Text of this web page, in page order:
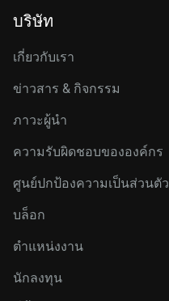
บริษัท
เกี่ยวกับเรา
ข่าวสาร & กิจกรรม
ภาวะผู้นำ
ความรับผิดชอบขององค์กร
ศูนย์ปกป้องความเป็นส่วนตัว
บล็อก
ตำแหน่งงาน
นักลงทุน